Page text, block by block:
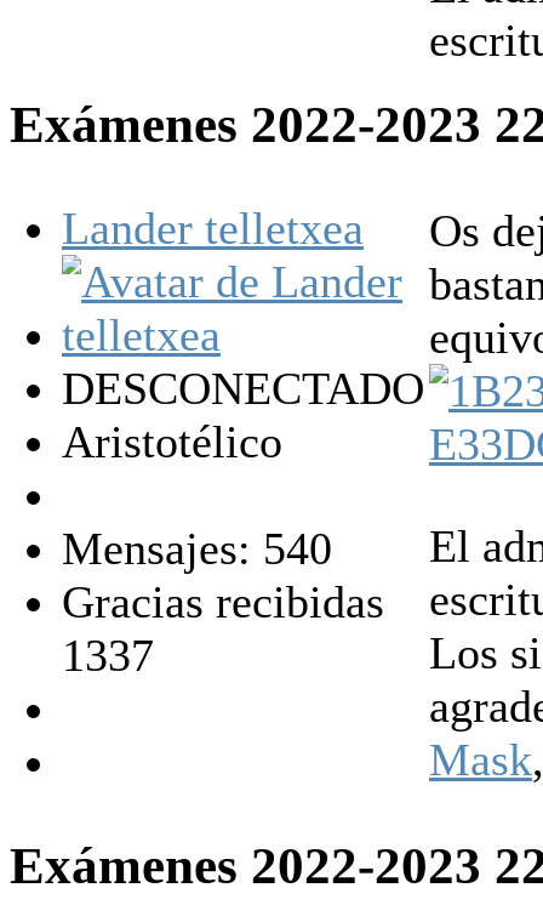
Exámenes 2022-2023
Lander telletxea
DESCONECTADO
Aristotélico
Mensajes: 540
Gracias recibidas
1337
Os
El
Los
Mask
Exámenes 2022-2023